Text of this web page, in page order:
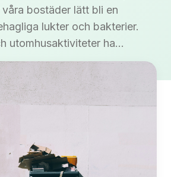
bostäder lätt bli en
lukter och bakterier.
utomhusaktiviteter ha...